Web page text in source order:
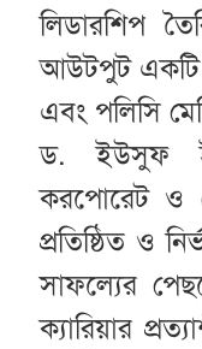
লিডারশিপ
আউটপুট একটি
এবং পলিসি
ড. ইউসুফ
করপোরেট ও
প্রতিষ্ঠিত ও
সাফল্যের
ক্যারিয়ার